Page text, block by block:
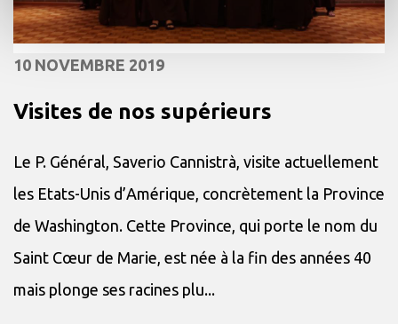
10 NOVEMBRE 2019
Visites de nos supérieurs
Le P. Général, Saverio Cannistrà, visite actuellement
les Etats-Unis d’Amérique, concrètement la Province
de Washington. Cette Province, qui porte le nom du
Saint Cœur de Marie, est née à la fin des années 40
mais plonge ses racines plu...